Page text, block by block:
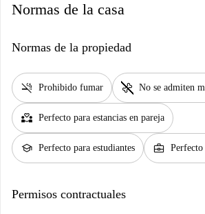
Normas de la casa
Normas de la propiedad
smoke_free Prohibido fumar pet_supplies No se admiten
partner_heart Perfecto para estancias en pareja
school Perfecto para estudiantes business_center Perfecto
Permisos contractuales